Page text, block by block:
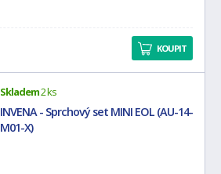
KOUPIT
Skladem2 ks
INVENA - Sprchový set MINI EOL (AU-14-
M01-X)